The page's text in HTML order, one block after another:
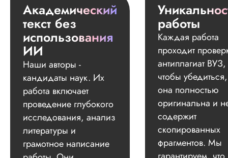
Академический
текст без
использования
ИИ
Наши авторы -
кандидаты наук. Их
работа включает
проведение глубокого
исследования, анализ
литературы и
грамотное написание
работы
Каждая работа
проходит
антиплагиат ВУЗ,
чтобы
она полностью
оригинальна и
содержит
скопированных
фрагментов. Мы